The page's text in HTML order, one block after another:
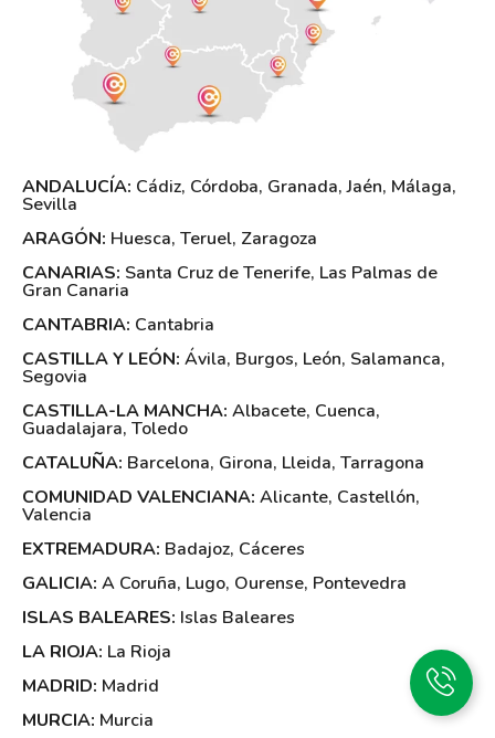
ANDALUCÍA: Cádiz, Córdoba, Granada,Jaén, Málaga,
Sevilla
ARAGÓN: Huesca, Teruel, Zaragoza
CANARIAS: Santa Cruz de Tenerife, Las Palmas de
Gran Canaria
CANTABRIA: Cantabria
CASTILLA Y LEÓN: Ávila, Burgos, León, Salamanca,
Segovia
CASTILLA-LA MANCHA: Albacete, Cuenca,
Guadalajara, Toledo
CATALUÑA: Barcelona, Girona, Lleida, Tarragona
COMUNIDAD VALENCIANA: Alicante, Castellón,
Valencia
EXTREMADURA: Badajoz, Cáceres
GALICIA: A Coruña, Lugo, Ourense, Pontevedra
ISLAS BALEARES: Islas Baleares
LA RIOJA: La Rioja
MADRID: Madrid
MURCIA: Murcia